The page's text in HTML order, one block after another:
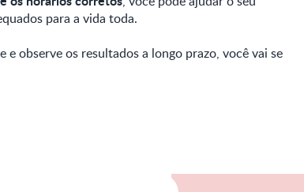
para a vida toda.
observe os resultados a longo prazo, você vai se